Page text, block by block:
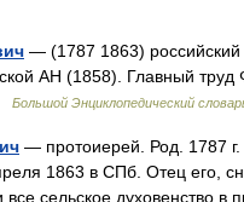
— (1787 1863) российский
АН (1858). Главный
Большой Энциклопедический
— протоиерей. Род. 1787 г.
1863 в СПб. Отец его,
все сельское